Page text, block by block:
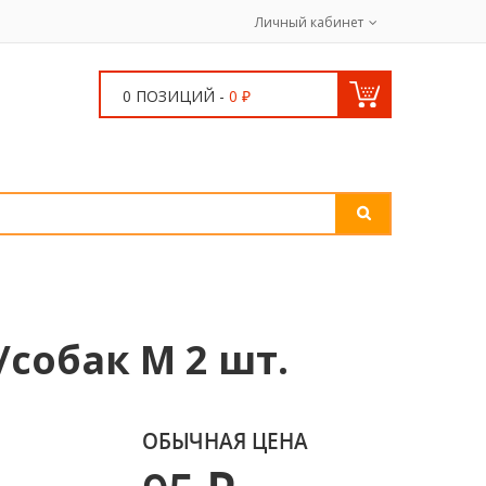
Личный кабинет
0 ПОЗИЦИЙ - 0 ₽
M 2 шт.
ОБЫЧНАЯ ЦЕНА